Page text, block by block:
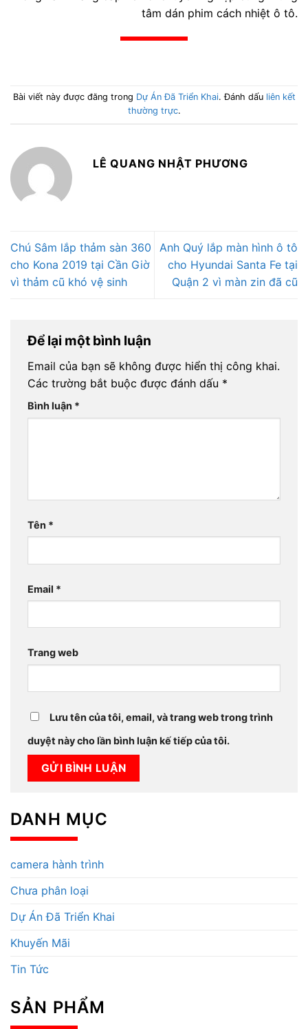
tâm dán phim cách nhiệt ô tô.
Bài viết này được đăng trong Dự Án Đã Triển Khai. Đánh dấu liên kết
thường trực.
LÊ QUANG NHẬT PHƯƠNG
Chú Sâm lắp thảm sàn 360
cho Kona 2019 tại Cần Giờ
vì thảm cũ khó vệ sinh
Anh Quý lắp màn hình ô tô
cho Hyundai Santa Fe tại
Quận 2 vì màn zin đã cũ
Để lại một bình luận
Email của bạn sẽ không được hiển thị công khai.
Các trường bắt buộc được đánh dấu *
Bình luận *
Tên *
Email *
Trang web
Lưu tên của tôi, email, và trang web trong trình
duyệt này cho lần bình luận kế tiếp của tôi.
DANH MỤC
camera hành trình
Chưa phân loại
Dự Án Đã Triển Khai
Khuyến Mãi
Tin Tức
SẢN PHẨM